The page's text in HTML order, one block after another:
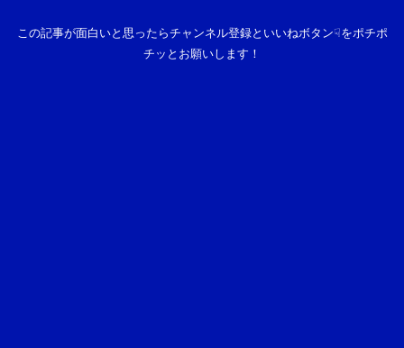
この記事が面白いと思ったらチャンネル登録といいねボタン☟をポチポ
チッとお願いします！